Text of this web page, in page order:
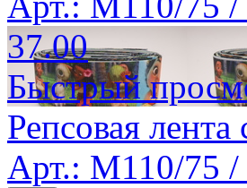
37.00
Быстрый
Репсовая
Арт.: M110/75 /